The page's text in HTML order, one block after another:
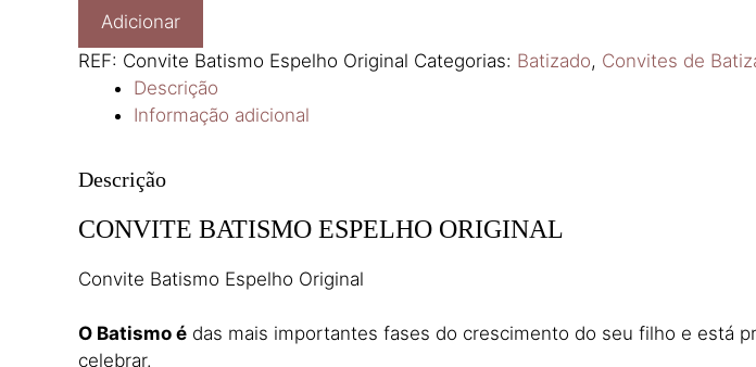
Batismo
Original
Adicionar
REF: Convite Batismo Espelho Original Categorias: Batizado, Convites de
Descrição
Informação adicional
Descrição
CONVITE BATISMO ESPELHO ORIGINAL
Convite Batismo Espelho Original
O Batismo é das mais importantes fases do crescimento do seu filho e está
celebrar.